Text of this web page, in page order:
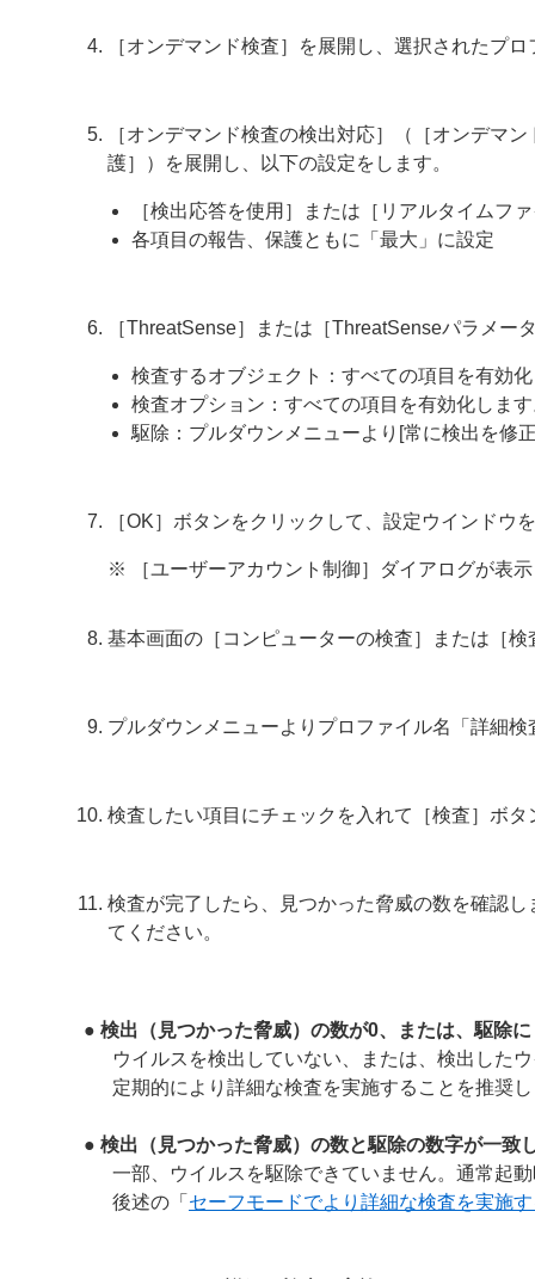
［オンデマンド検査］を展開し、選択されたプ
［オンデマンド検査の検出対応］（［オンデマ
護］）を展開し、以下の設定をします。
［検出応答を使用］または［リアルタイムフ
各項目の報告、保護ともに「最大」に設定
［ThreatSense］または［ThreatSenseパラメー
検査するオブジェクト：すべての項目を有効
検査オプション：すべての項目を有効化しま
駆除：プルダウンメニューより[常に検出を修
［OK］ボタンをクリックして、設定ウインドウ
※ ［ユーザーアカウント制御］ダイアログが表
基本画面の［コンピューターの検査］または［
プルダウンメニューよりプロファイル名「詳細
検査したい項目にチェックを入れて［検査］ボ
検査が完了したら、見つかった脅威の数を確認
てください。
● 検出（見つかった脅威）の数が0、または、駆除
ウイルスを検出していない、または、検出した
定期的により詳細な検査を実施することを推奨
● 検出（見つかった脅威）の数と駆除の数字が一致
一部、ウイルスを駆除できていません。通常起
後述の「 セーフモードでより詳細な検査を実施